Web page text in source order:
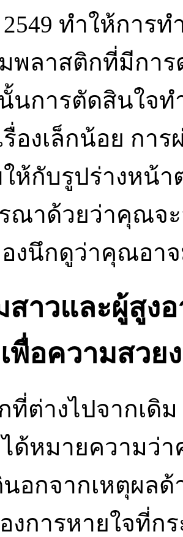
ทำให้การ
พลาสติกที่มีกา
นการตัดสินใจท
รื่องเล็กน้อย กา
ห้กับรูปร่างหน้
ณาด้วยว่าคุณจ
งนึกดูว่าคุณอาจ
าวและผู้สูงอ
พื่อความสวย
ที่ต่างไปจากเดิ
ด้หมายความว่
อกจากเหตุผล
งการหายใจที่ก